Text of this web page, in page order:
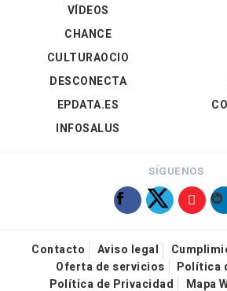
VÍDEOS
CHANCE
CULTURAOCIO
DESCONECTA
EPDATA.ES
INFOSALUS
SÍGUENOS
Contacto Aviso legal
Oferta de servicios
Política
Política de Privacidad
Mapa